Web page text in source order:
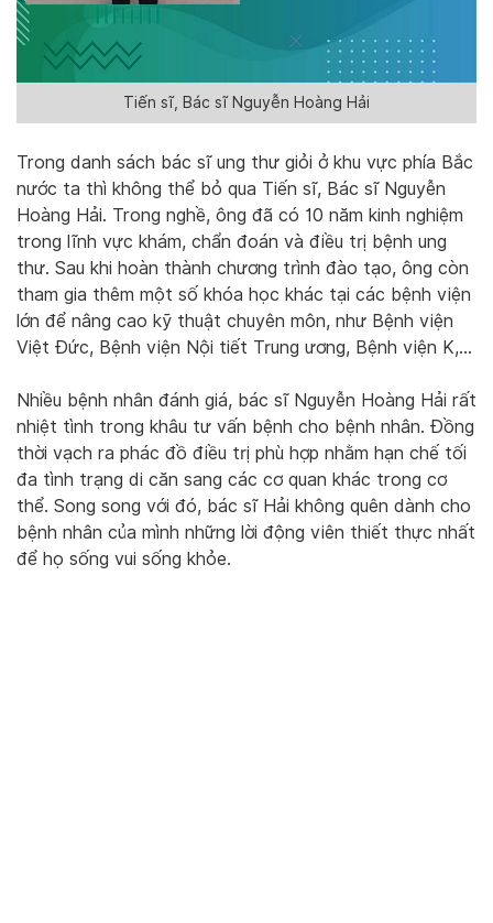
Tiến sĩ, Bác sĩ Nguyễn Hoàng Hải
Trong danh sách bác sĩ ung thư giỏi ở khu vực phía Bắc
nước ta thì không thể bỏ qua Tiến sĩ, Bác sĩ Nguyễn
Hoàng Hải. Trong nghề, ông đã có 10 năm kinh nghiệm
trong lĩnh vực khám, chẩn đoán và điều trị bệnh ung
thư. Sau khi hoàn thành chương trình đào tạo, ông còn
tham gia thêm một số khóa học khác tại các bệnh viện
lớn để nâng cao kỹ thuật chuyên môn, như Bệnh viện
Việt Đức, Bệnh viện Nội tiết Trung ương, Bệnh viện K,…
Nhiều bệnh nhân đánh giá, bác sĩ Nguyễn Hoàng Hải rất
nhiệt tình trong khâu tư vấn bệnh cho bệnh nhân. Đồng
thời vạch ra phác đồ điều trị phù hợp nhằm hạn chế tối
đa tình trạng di căn sang các cơ quan khác trong cơ
thể. Song song với đó, bác sĩ Hải không quên dành cho
bệnh nhân của mình những lời động viên thiết thực nhất
để họ sống vui sống khỏe.